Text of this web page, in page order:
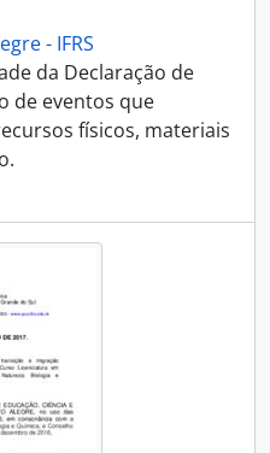
- IFRS
da Declaração de
de eventos que
físicos, materiais